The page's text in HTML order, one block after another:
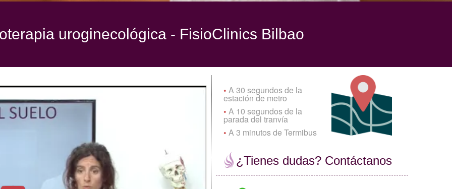
uroginecológica - FisioClinics Bilbao
• A 30 segundos de la
estación de metro
• A 10 segundos de la
parada del tranvía
• A 3 minutos de Termibus
¿Tienes dudas? Contáctanos